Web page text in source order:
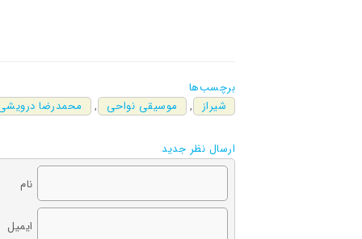
برچسب‌ها
شیراز
, موسیقی نواحی , محمدرضا
ارسال نظر جدید
نام
ایمیل